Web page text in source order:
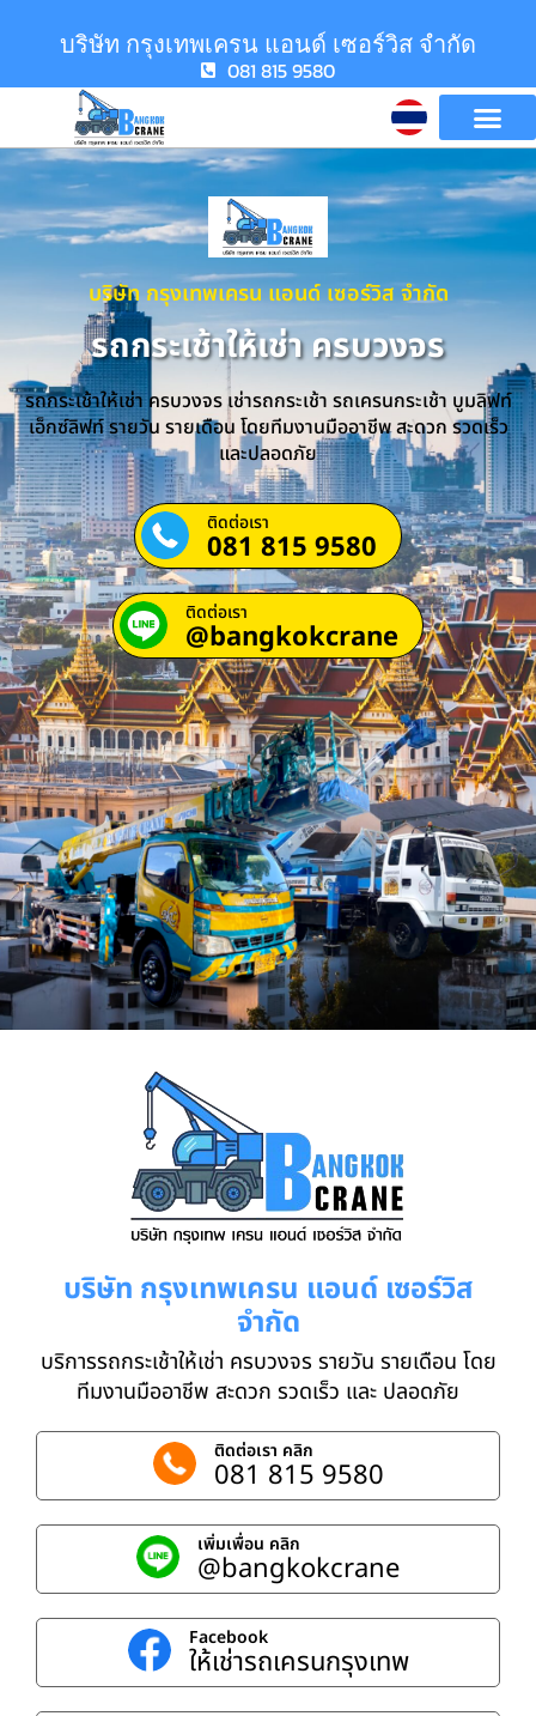
บริษัท กรุงเทพเครน แอนด์ เซอร์วิส จำกัด
081 815 9580
บริษัท กรุงเทพเครน แอนด์ เซอร์วิส จำกัด
รถกระเช้าให้เช่า ครบวงจร
รถกระเช้าให้เช่า ครบวงจร เช่ารถกระเช้า รถเครนกระเช้า บูมลิฟท์
เอ็กซ์ลิฟท์ รายวัน รายเดือน โดยทีมงานมืออาชีพ สะดวก รวดเร็ว
และปลอดภัย
ติดต่อเรา
081 815 9580
ติดต่อเรา
@bangkokcrane
บริษัท กรุงเทพเครน แอนด์ เซอร์วิส
จำกัด
บริการรถกระเช้าให้เช่า ครบวงจร รายวัน รายเดือน โดย
ทีมงานมืออาชีพ สะดวก รวดเร็ว และ ปลอดภัย
ติดต่อเรา คลิก
081 815 9580
เพิ่มเพื่อน คลิก
@bangkokcrane
Facebook
ให้เช่ารถเครนกรุงเทพ